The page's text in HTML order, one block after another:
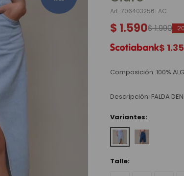
706403256-AC
$ 1.590$1.990 20
$
Composición: 100%
Descripción: FALDA
Variantes:
Talle: